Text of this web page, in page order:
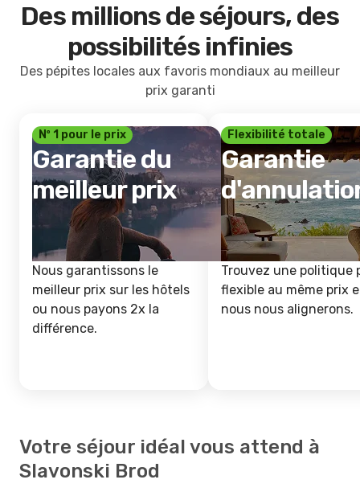
Des millions de séjours, des
possibilités infinies
Des pépites locales aux favoris mondiaux au meilleur
prix garanti
Nº 1 pour le prix
Garantie du
meilleur prix
Nous garantissons le
meilleur prix sur les hôtels
ou nous payons 2x la
différence.
Flexibilité totale
Garantie
Trouvez une politique
flexible au même prix
nous nous alignerons.
Votre séjour idéal vous attend à
Slavonski Brod